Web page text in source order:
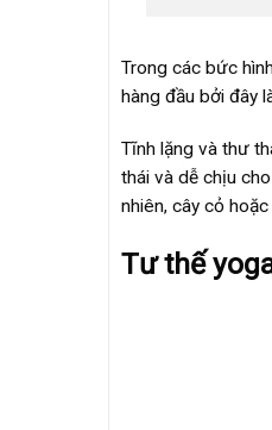
Trong các bức
hàng đầu bởi đây
Tĩnh lặng và thư
thái và dễ chịu
nhiên, cây cỏ
Tư thế